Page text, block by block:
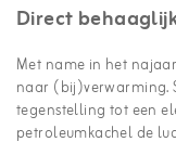
Direct
Met name in het
naar (bij)verwarming.
tegenstelling tot een
petroleumkachel de